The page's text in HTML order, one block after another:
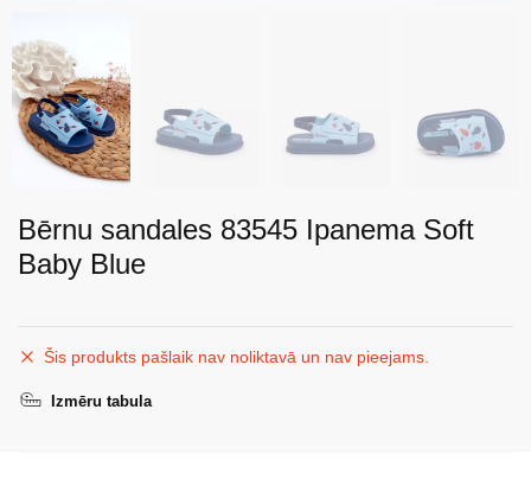
Bērnu sandales 83545 Ipanema Soft
Baby Blue
Šis produkts pašlaik nav noliktavā un nav pieejams.
Izmēru tabula